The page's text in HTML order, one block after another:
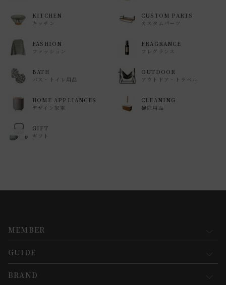
KITCHEN
キッチン
CUSTOM PARTS
カスタムパーツ
FASHION
ファッション
FRAGRANCE
フレグランス
BATH
バス・トイレ用品
OUTDOOR
アウトドア・トラベル
HOME APPLIANCES
デザイン家電
CLEANING
掃除用品
GIFT
ギフト
MEMBER
マイページ
新規会員登録
GUIDE
お買い物ガイド
BRAND